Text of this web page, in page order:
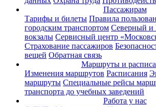
Пассажирам
Тарифы и билеты Правила
городским транспортом Северный
вокзалы Сервисный центр
Страхование пассажиров
вещей Обратная связь
Маршруты и
Изменения маршрутов Расписания
маршруты Специальные рейсы
транспорта до учебных заведений
Работа у нас